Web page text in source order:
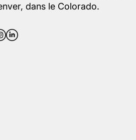
dans le Colorado.